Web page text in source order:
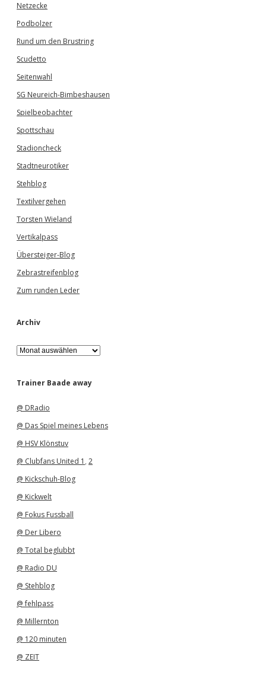
Netzecke
Podbolzer
Rund um den Brustring
Scudetto
Seitenwahl
SG Neureich-Bimbeshausen
Spielbeobachter
Spottschau
Stadioncheck
Stadtneurotiker
Stehblog
Textilvergehen
Torsten Wieland
Vertikalpass
Übersteiger-Blog
Zebrastreifenblog
Zum runden Leder
Archiv
A
r
h
Trainer Baade away
@ DRadio
@ Das Spiel meines Lebens
@ HSV Klönstuv
@ Clubfans United 1 , 2
@ Kickschuh-Blog
@ Kickwelt
@ Fokus Fussball
@ Der Libero
@ Total beglubbt
@ Radio DU
@ Stehblog
@ fehlpass
@ Millernton
@ 120 minuten
@ ZEIT